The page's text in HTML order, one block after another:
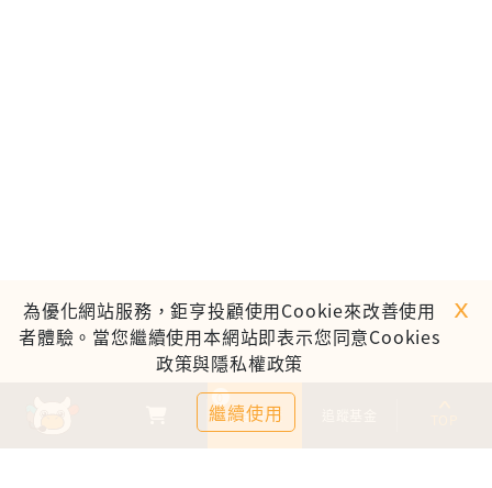
基金比較
0
為優化網站服務，鉅亨投顧使用Cookie來改善使用
者體驗。當您繼續使用本網站即表示您同意Cookies
政策與隱私權政策
繼續使用
ｘ